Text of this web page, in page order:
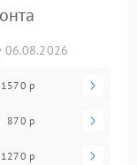
06.08.2026
1570 р
870 р
1270 р